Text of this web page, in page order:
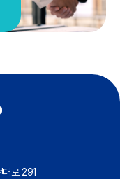
대로 291